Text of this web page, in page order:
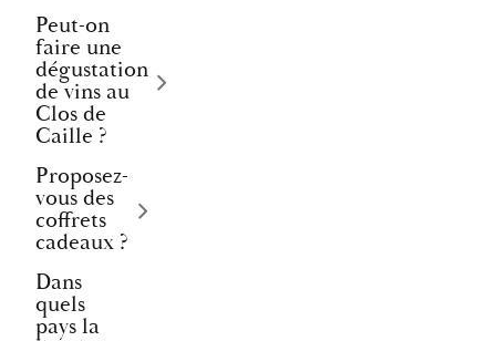
Peut-on
faire une
dégustation
de vins au
Clos de
Caille ?
Proposez-
vous des
coffrets
cadeaux ?
Dans
quels
pays la